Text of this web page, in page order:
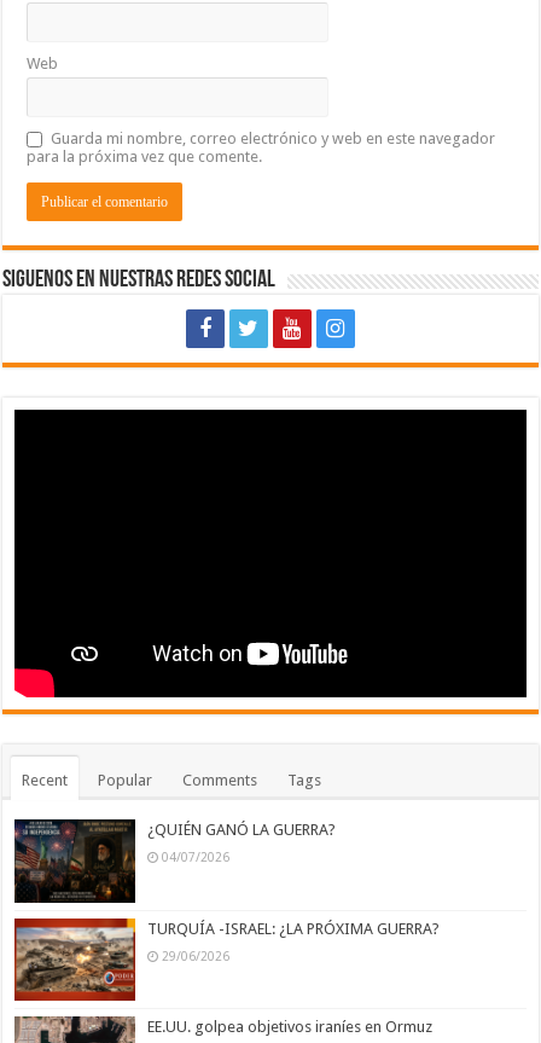
Web
Guarda mi nombre, correo electrónico y web en este navegador
para la próxima vez que comente.
Siguenos en Nuestras Redes Social
Recent Popular Comments Tags
¿QUIÉN GANÓ LA GUERRA?
04/07/2026
TURQUÍA -ISRAEL: ¿LA PRÓXIMA GUERRA?
29/06/2026
EE.UU. golpea objetivos iraníes en Ormuz